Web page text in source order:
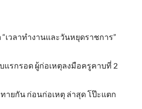
เวลาทำงานและวันหยุดราชการ”
แรกรอด ผู้ก่อเหตุลงมือครูคาบที่ 2
ทายกัน ก่อนก่อเหตุ ล่าสุด โป๊ะแตก